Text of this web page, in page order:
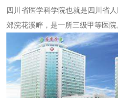
四川省医学科学院也就是四川省
郊浣花溪畔，是一所三级甲等医院